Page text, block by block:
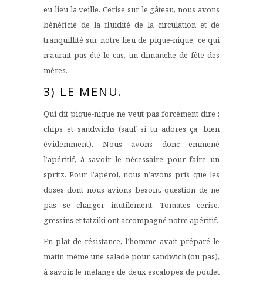
eu lieu la veille. Cerise sur le gâteau, nous avons
bénéficié de la fluidité de la circulation et de
tranquillité sur notre lieu de pique-nique, ce qui
n’aurait pas été le cas, un dimanche de fête des
mères.
3) LE MENU.
Qui dit pique-nique ne veut pas forcément dire :
chips et sandwichs (sauf si tu adores ça, bien
évidemment). Nous avons donc emmené
l’apéritif, à savoir le nécessaire pour faire un
spritz. Pour l’apérol, nous n’avons pris que les
doses dont nous avions besoin, question de ne
pas se charger inutilement. Tomates cerise,
gressins et tatziki ont accompagné notre apéritif.
En plat de résistance, l’homme avait préparé le
matin même une salade pour sandwich (ou pas),
à savoir, le mélange de deux escalopes de poulet